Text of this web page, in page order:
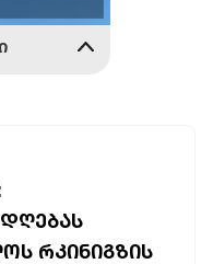
ᲠᲙᲘᲜᲘᲒᲖᲘᲡ